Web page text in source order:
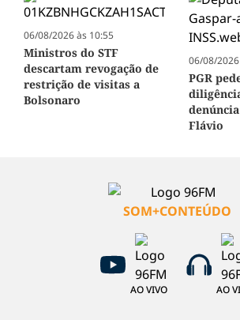
06/08/2026 às 10:55
Ministros do STF
descartam revogação de
restrição de visitas a
Bolsonaro
06/08/
PGR
Flávio
SOM+CONTEÚDO
AO VIVO AO